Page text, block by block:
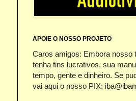
APOIE O NOSSO PROJETO
Caros amigos: Embora nosso
tenha fins lucrativos, sua
tempo, gente e dinheiro. Se
vai aqui o nosso PIX: